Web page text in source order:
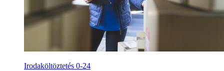
Irodaköltöztetés 0-24